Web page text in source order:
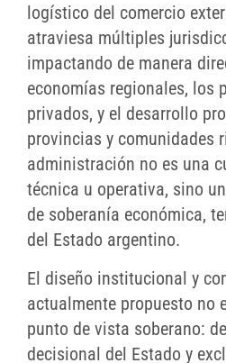
logístico del comercio
atraviesa múltiples
impactando de manera
economías regionales, los
privados, y el desarrollo
provincias y comunidades
administración no es una
técnica u operativa, sino
de soberanía económica,
del Estado argentino.
El diseño institucional y
actualmente propuesto no
punto de vista soberano:
decisional del Estado y